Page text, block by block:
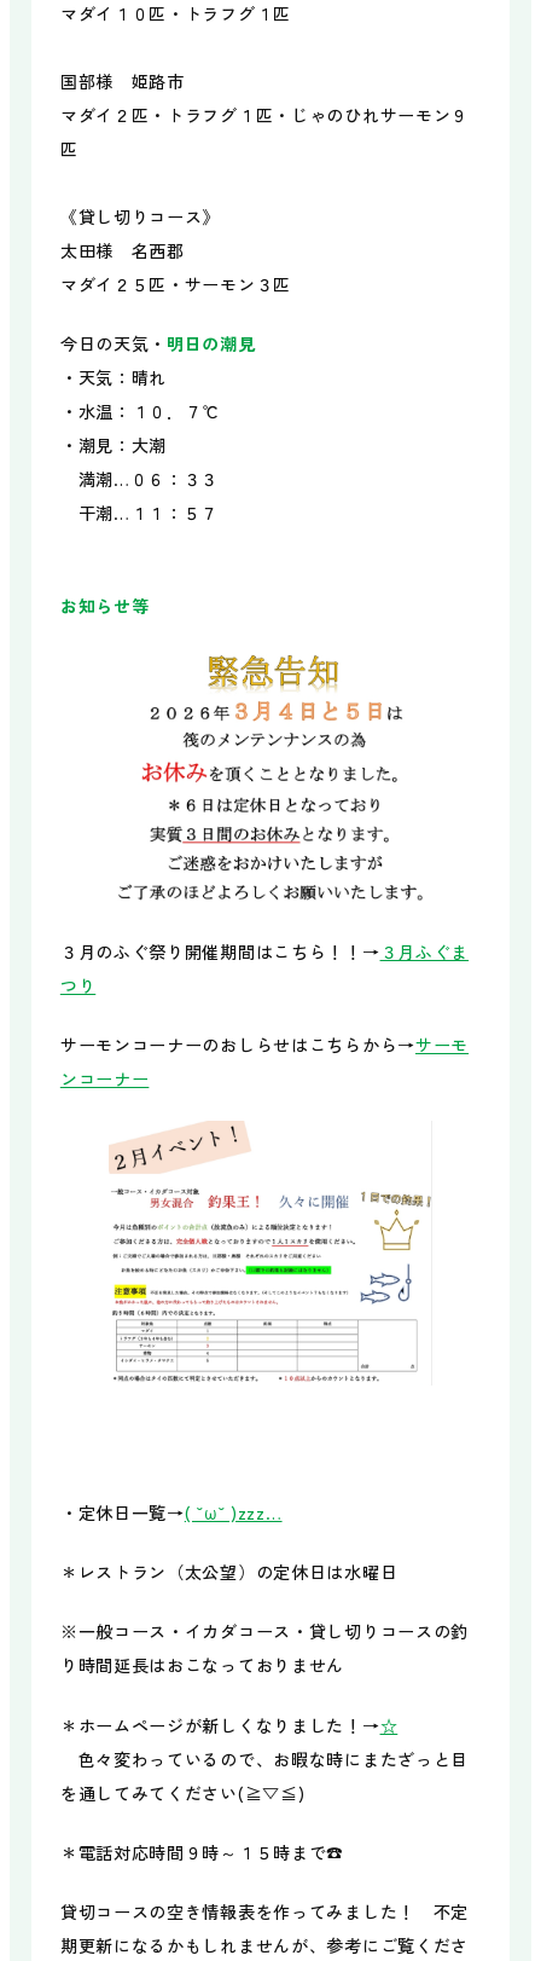
施設について
遊び図鑑
ニュース
アクセス
マダイ１０匹・トラフグ１匹
国部様 姫路市
マダイ２匹・トラフグ１匹・じゃのひれサーモン９
匹
《貸し切りコース》
太田様 名西郡
マダイ２５匹・サーモン３匹
今日の天気・ 明日の潮見
・天気：晴れ
・水温：１０．７℃
・潮見：大潮
満潮…０６：３３
干潮…１１：５７
お知らせ等
３月のふぐ祭り開催期間はこちら！！→ ３月ふぐま
つり
サーモンコーナーのおしらせはこちらから→サーモ
ンコーナー
・定休日一覧→( ˘ω˘ )zzz…
＊レストラン（太公望）の定休日は水曜日
※一般コース・イカダコース・貸し切りコースの釣
り時間延長はおこなっておりません
＊ホームページが新しくなりました！→☆
色々変わっているので、お暇な時にまたざっと目
を通してみてください(≧▽≦)
＊電話対応時間９時～１５時まで☎
貸切コースの空き情報表を作ってみました！ 不定
期更新になるかもしれませんが、参考にご覧くださ